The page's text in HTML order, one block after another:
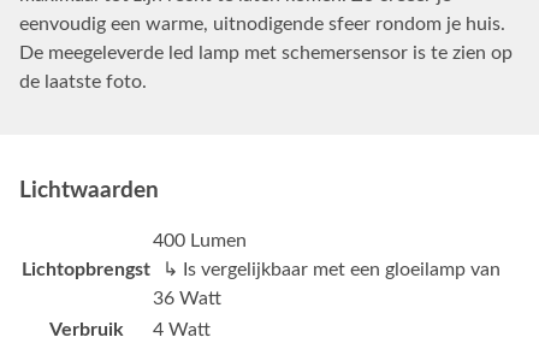
eenvoudig een warme, uitnodigende sfeer rondom je huis.
De meegeleverde led lamp met schemersensor is te zien op
de laatste foto.
Lichtwaarden
Lichtopbrengst
400 Lumen
↳ Is vergelijkbaar met een gloeilamp van
36 Watt
Verbruik
4 Watt